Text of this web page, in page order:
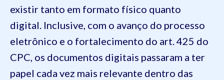
existir tanto em formato físico quanto
digital. Inclusive, com o avanço do processo
eletrônico e o fortalecimento do art. 425 do
CPC, os documentos digitais passaram a ter
papel cada vez mais relevante dentro das